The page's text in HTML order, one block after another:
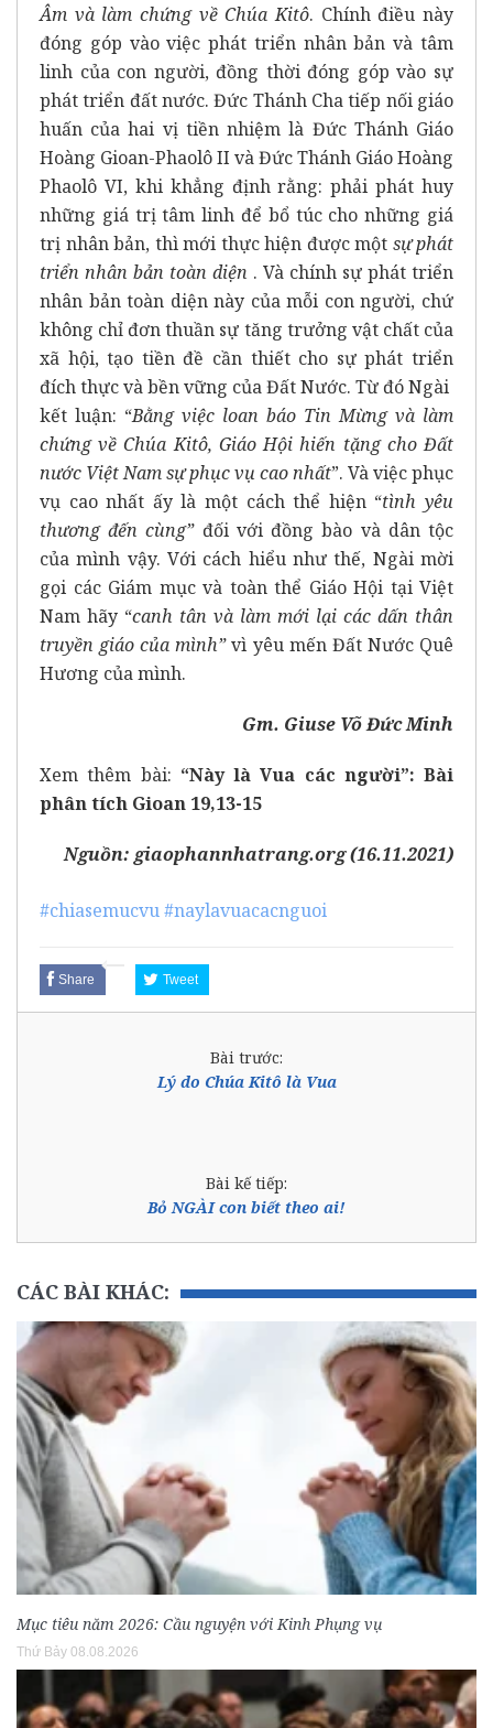
Âm và làm chứng về Chúa Kitô. Chính điều này
đóng góp vào việc phát triển nhân bản và tâm
linh của con người, đồng thời đóng góp vào sự
phát triển đất nước. Đức Thánh Cha tiếp nối giáo
huấn của hai vị tiền nhiệm là Đức Thánh Giáo
Hoàng Gioan-Phaolô II và Đức Thánh Giáo Hoàng
Phaolô VI, khi khẳng định rằng: phải phát huy
những giá trị tâm linh để bổ túc cho những giá
trị nhân bản, thì mới thực hiện được một sự phát
triển nhân bản toàn diện . Và chính sự phát triển
nhân bản toàn diện này của mỗi con người, chứ
không chỉ đơn thuần sự tăng trưởng vật chất của
xã hội, tạo tiền đề cần thiết cho sự phát triển
đích thực và bền vững của Đất Nước. Từ đó Ngài
kết luận: “Bằng việc loan báo Tin Mừng và làm
chứng về Chúa Kitô, Giáo Hội hiến tặng cho Đất
nước Việt Nam sự phục vụ cao nhất”. Và việc phục
vụ cao nhất ấy là một cách thể hiện “tình yêu
thương đến cùng” đối với đồng bào và dân tộc
của mình vậy. Với cách hiểu như thế, Ngài mời
gọi các Giám mục và toàn thể Giáo Hội tại Việt
Nam hãy “canh tân và làm mới lại các dấn thân
truyền giáo của mình”vì yêu mến Đất Nước Quê
Hương của mình.
Gm. Giuse Võ Đức Minh
Xem thêm bài: “Này là Vua các người”: Bài
phân tích Gioan 19,13-15
Nguồn: giaophannhatrang.org (16.11.2021)
#chiasemucvu#naylavuacacnguoi
Share Tweet
Bài trước:
Lý do Chúa Kitô là Vua
Bài kế tiếp:
Bỏ NGÀI con biết theo ai!
CÁC BÀI KHÁC:
Mục tiêu năm 2026: Cầu nguyện với Kinh Phụng vụ
Thứ Bảy 08.08.2026